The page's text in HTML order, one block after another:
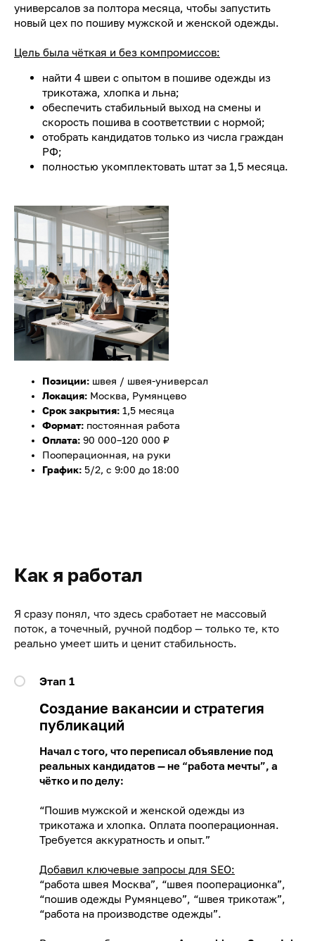
универсалов за полтора месяца, чтобы запустить
новый цех по пошиву мужской и женской одежды.
Цель была чёткая и без компромиссов:
найти 4 швеи с опытом в пошиве одежды из
трикотажа, хлопка и льна;
обеспечить стабильный выход на смены и
скорость пошива в соответствии с нормой;
отобрать кандидатов только из числа граждан
РФ;
полностью укомплектовать штат за 1,5 месяца.
Позиции: швея / швея-универсал
Локация: Москва, Румянцево
Срок закрытия: 1,5 месяца
Формат: постоянная работа
Оплата: 90 000–120 000 ₽
Пооперационная, на руки
График: 5/2, с 9:00 до 18:00
Как я работал
Я сразу понял, что здесь сработает не массовый
поток, а точечный, ручной подбор — только те, кто
реально умеет шить и ценит стабильность.
Этап 1
Создание вакансии и стратегия
публикаций
Начал с того, что переписал объявление под
реальных кандидатов — не “работа мечты”, а
чётко и по делу:
“Пошив мужской и женской одежды из
трикотажа и хлопка. Оплата пооперационная.
Требуется аккуратность и опыт.”
Добавил ключевые запросы для SEO:
“работа швея Москва”, “швея пооперационка”,
“пошив одежды Румянцево”, “швея трикотаж”,
“работа на производстве одежды”.